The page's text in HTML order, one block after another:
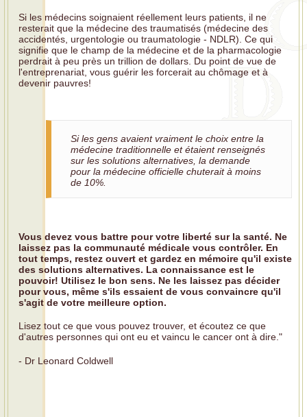
Si les médecins soignaient réellement leurs patients, il ne
resterait que la médecine des traumatisés (médecine des
accidentés, urgentologie ou traumatologie - NDLR). Ce qui
signifie que le champ de la médecine et de la pharmacologie
perdrait à peu près un trillion de dollars. Du point de vue de
l'entreprenariat, vous guérir les forcerait au chômage et à
devenir pauvres!
Si les gens avaient vraiment le choix entre la
médecine traditionnelle et étaient renseignés
sur les solutions alternatives, la demande
pour la médecine officielle chuterait à moins
de 10%.
Vous devez vous battre pour votre liberté sur la santé. Ne
laissez pas la communauté médicale vous contrôler. En
tout temps, restez ouvert et gardez en mémoire qu'il existe
des solutions alternatives. La connaissance est le
pouvoir! Utilisez le bon sens. Ne les laissez pas décider
pour vous, même s'ils essaient de vous convaincre qu'il
s'agit de votre meilleure option.
Lisez tout ce que vous pouvez trouver, et écoutez ce que
d'autres personnes qui ont eu et vaincu le cancer ont à dire."
- Dr Leonard Coldwell